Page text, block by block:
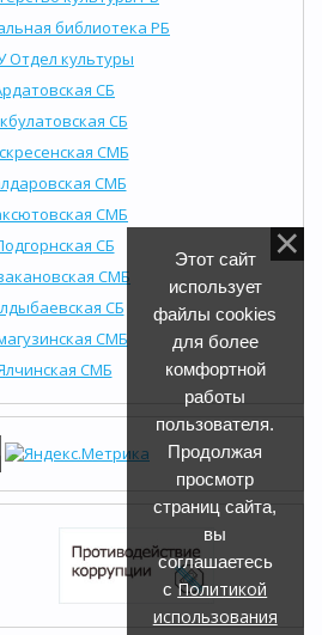
библиотека РБ
Отдел культуры
СБ
СБ
СМБ
СМБ
СМБ
СБ
СМБ
СБ
СМБ
СМБ
Этот сайт
использует
файлы cookies
для более
комфортной
работы
пользователя.
Продолжая
просмотр
страниц сайта,
вы
соглашаетесь
сПолитикой
использования